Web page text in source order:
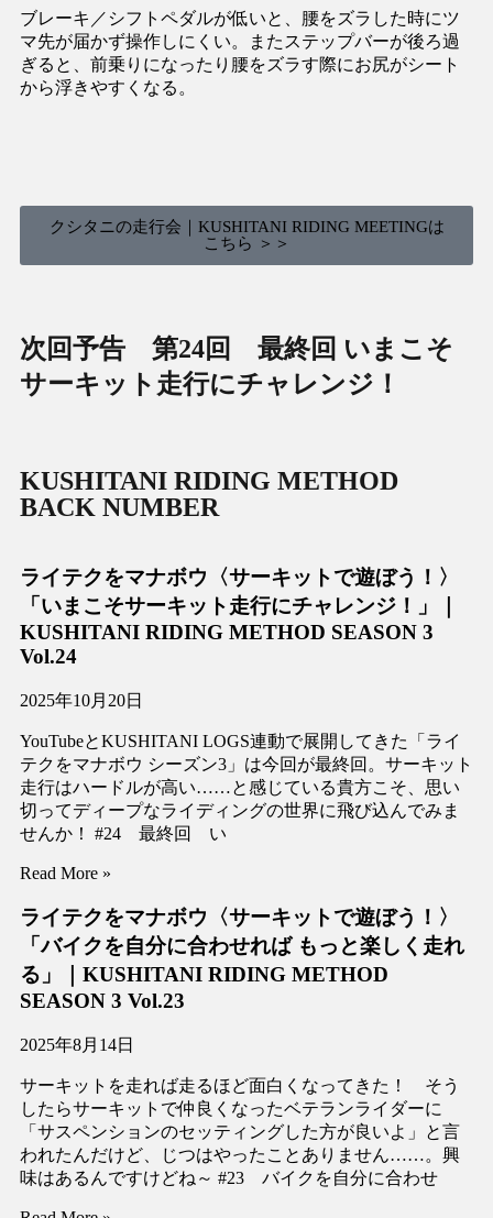
ブレーキ／シフトペダルが低いと、腰をズラした時にツ
マ先が届かず操作しにくい。またステップバーが後ろ過
ぎると、前乗りになったり腰をズラす際にお尻がシート
から浮きやすくなる。
クシタニの走行会｜KUSHITANI RIDING MEETINGは
こちら ＞＞
次回予告 第24回 最終回 いまこそ
サーキット走行にチャレンジ！
KUSHITANI RIDING METHOD
BACK NUMBER
ライテクをマナボウ〈サーキットで遊ぼう！〉
「いまこそサーキット走行にチャレンジ！」｜
KUSHITANI RIDING METHOD SEASON 3
Vol.24
2025年10月20日
YouTubeとKUSHITANI LOGS連動で展開してきた「ライ
テクをマナボウ シーズン3」は今回が最終回。サーキット
走行はハードルが高い……と感じている貴方こそ、思い
切ってディープなライディングの世界に飛び込んでみま
せんか！ #24 最終回 い
Read More »
ライテクをマナボウ〈サーキットで遊ぼう！〉
「バイクを自分に合わせれば もっと楽しく走れ
る」｜KUSHITANI RIDING METHOD
SEASON 3 Vol.23
2025年8月14日
サーキットを走れば走るほど面白くなってきた！ そう
したらサーキットで仲良くなったベテランライダーに
「サスペンションのセッティングした方が良いよ」と言
われたんだけど、じつはやったことありません……。興
味はあるんですけどね～ #23 バイクを自分に合わせ